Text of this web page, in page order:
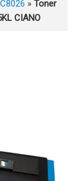
» Toner
CIANO